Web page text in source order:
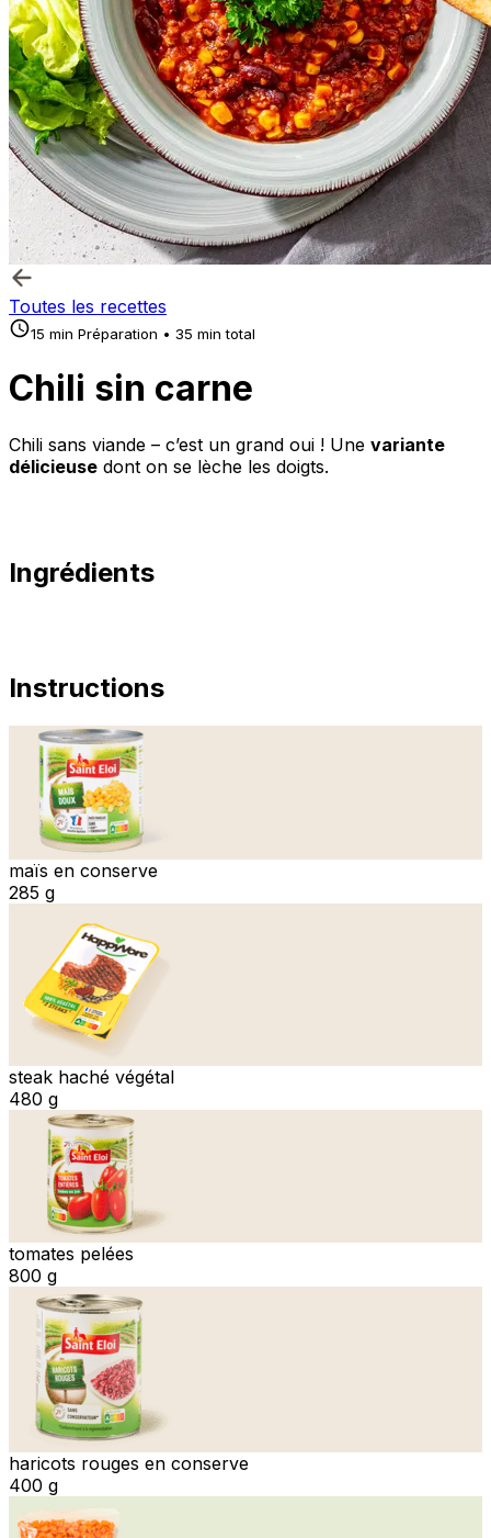
Toutes les recettes
15 min Préparation • 35 min total
Chili sin carne
Chili sans viande – c’est un grand oui ! Une variante
délicieuse dont on se lèche les doigts.
Ingrédients
Instructions
maïs en conserve
285 g
steak haché végétal
480 g
tomates pelées
800 g
haricots rouges en conserve
400 g